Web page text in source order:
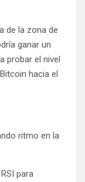
de la zona de
ganar un
probar el nivel
hacia el
ritmo en la
para